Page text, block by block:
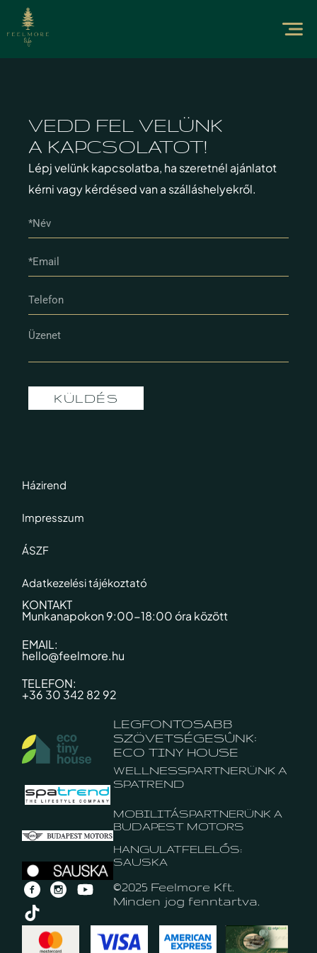
VEDD FEL VELÜNK
A KAPCSOLATOT!
Lépj velünk kapcsolatba, ha szeretnél ajánlatot
kérni vagy kérdésed van a szálláshelyekről.
KÜLDÉS
Házirend
Impresszum
ÁSZF
Adatkezelési tájékoztató
KONTAKT
Munkanapokon 9:00-18:00 óra között​
EMAIL:
hello@feelmore.hu
TELEFON:
+36 30 342 82 92
LEGFONTOSABB
SZÖVETSÉGESÛNK:
ECO TINY HOUSE
WELLNESSPARTNERÜNK A
SPATREND
MOBILITÁSPARTNERÜNK A
BUDAPEST MOTORS
HANGULATFELELŐS:
SAUSKA
©2025 Feelmore Kft.
Minden jog fenntartva.